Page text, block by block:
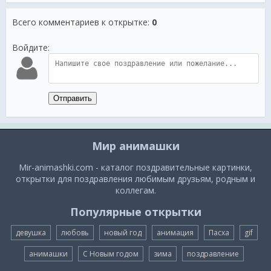
Всего комментариев к открытке: 0
Войдите:
Отправить
Мир анимашки
Mir-animashki.com - каталог поздравительные картинки,
открытки для поздравления любимым друзьям, родным и
коллегам.
Популярные открытки
девушка любовь новый год анимация Пасха gif
анимашки С Новым годом зима поздравление